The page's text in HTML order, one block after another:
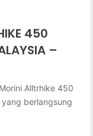
450
–
Alltrhike 450
berlangsung